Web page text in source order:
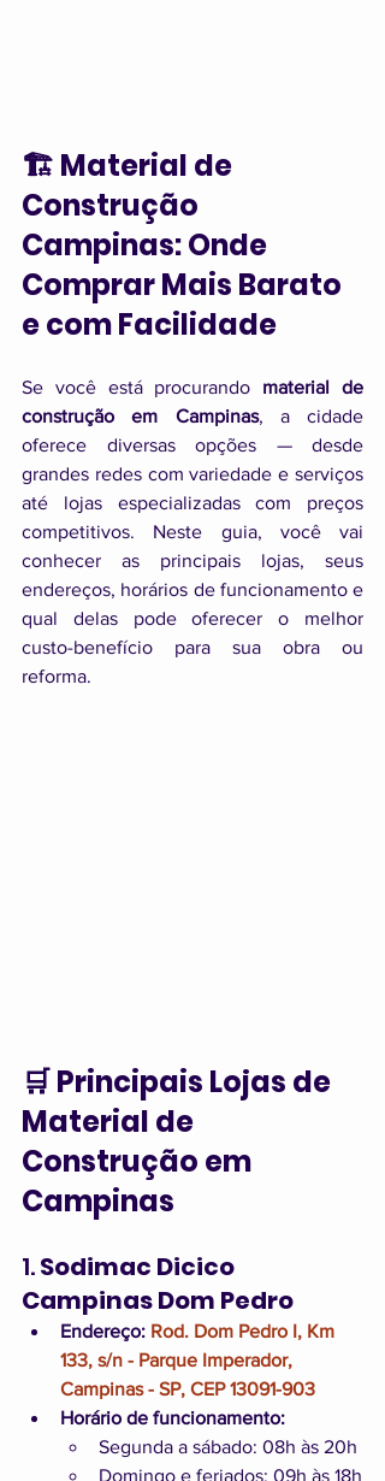
🏗️ Material de
Construção
Campinas: Onde
Comprar Mais Barato
e com Facilidade
Se você está procurando material de
construção em Campinas, a cidade
oferece diversas opções — desde
grandes redes com variedade e serviços
até lojas especializadas com preços
competitivos. Neste guia, você vai
conhecer as principais lojas, seus
endereços, horários de funcionamento e
qual delas pode oferecer o melhor
custo-benefício para sua obra ou
reforma.
🛒 Principais Lojas de
Material de
Construção em
Campinas
1. Sodimac Dicico
Campinas Dom Pedro
Endereço: Rod. Dom Pedro I, Km
133, s/n - Parque Imperador,
Campinas - SP, CEP 13091-903
Horário de funcionamento:
Segunda a sábado: 08h às 20h
Domingo e feriados: 09h às 18h